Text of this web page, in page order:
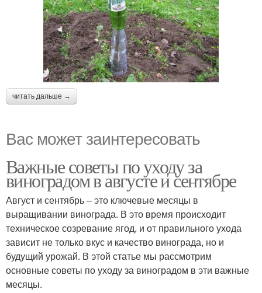
читать дальше →
Вас может заинтересовать
Важные советы по уходу за
виноградом в августе и сентябре
Август и сентябрь – это ключевые месяцы в
выращивании винограда. В это время происходит
техническое созревание ягод, и от правильного ухода
зависит не только вкус и качество винограда, но и
будущий урожай. В этой статье мы рассмотрим
основные советы по уходу за виноградом в эти важные
месяцы.